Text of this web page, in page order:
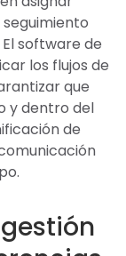
software de
los flujos de
que
y dentro del
de